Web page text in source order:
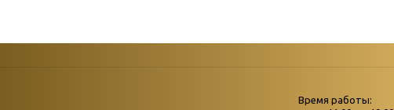
Время работы: